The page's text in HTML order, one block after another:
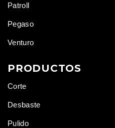
Patroll
Pegaso
Venturo
PRODUCTOS
Corte
Desbaste
Pulido